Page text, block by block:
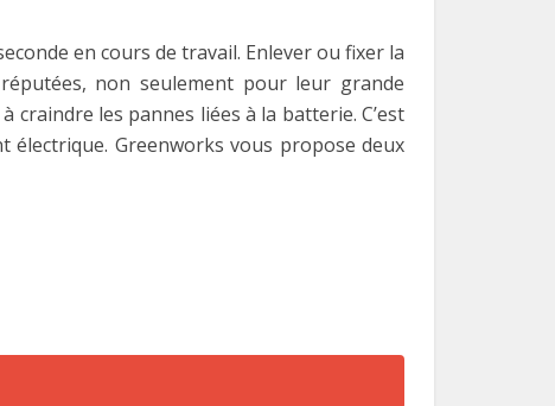
en cours de travail. Enlever ou fixer la
non seulement pour leur grande
craindre les pannes liées à la batterie. C’est
électrique. Greenworks vous propose deux